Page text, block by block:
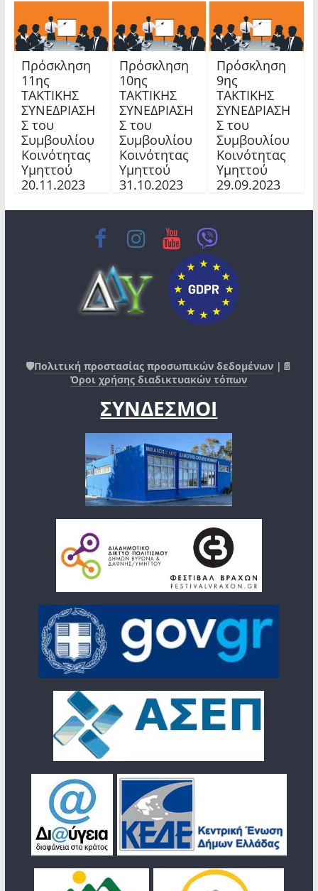
Πρόσκληση
11ης
TAKTIKHΣ
ΣΥΝΕΔΡΙΑΣΗ
Σ του
Συμβουλίου
Κοινότητας
Υμηττού
20.11.2023
Πρόσκληση
10ης
TAKTIKHΣ
ΣΥΝΕΔΡΙΑΣΗ
Σ του
Συμβουλίου
Κοινότητας
Υμηττού
31.10.2023
Πρόσκληση
9ης
TAKTIKHΣ
ΣΥΝΕΔΡΙΑΣΗ
Σ του
Συμβουλίου
Κοινότητας
Υμηττού
29.09.2023
🛡️Πολιτική προστασίας προσωπικών δεδομένων |📄
Όροι χρήσης διαδικτυακών τόπων
ΣΥΝΔΕΣΜΟΙ